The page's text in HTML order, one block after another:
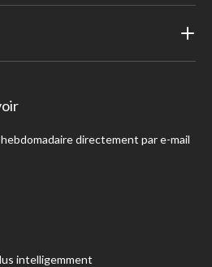
directement par e-mail
intelligemment